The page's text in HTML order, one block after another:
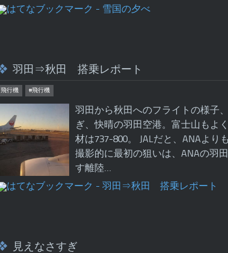
羽田⇒秋田 搭乗レポート
飛行機 #飛行機
羽田から秋田へのフライトの様子
ぎ、快晴の羽田空港。富士山もよ
材は737-800。 JALだと、ANAより
撮影的に最初の狙いは、ANAの羽
す離陸…
見えなさすぎ